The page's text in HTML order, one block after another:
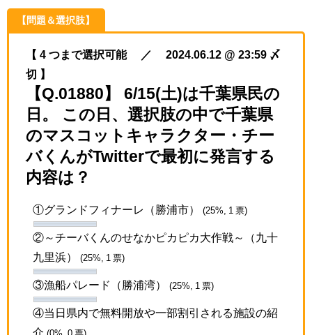
【問題＆選択肢】
【 4 つまで選択可能 ／ 2024.06.12 @ 23:59 〆
切 】
【Q.01880】 6/15(土)は千葉県民の
日。 この日、選択肢の中で千葉県
のマスコットキャラクター・チー
バくんがTwitterで最初に発言する
内容は？
①グランドフィナーレ（勝浦市） (25%, 1 票)
②～チーバくんのせなかピカピカ大作戦～（九十
九里浜）
(25%, 1 票)
③漁船パレード（勝浦湾） (25%, 1 票)
④当日県内で無料開放や一部割引される施設の紹
介